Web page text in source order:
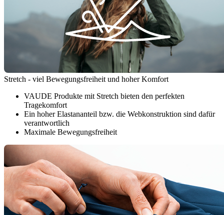
Stretch - viel Bewegungsfreiheit und hoher Komfort
VAUDE Produkte mit Stretch bieten den perfekten
Tragekomfort
Ein hoher Elastananteil bzw. die Webkonstruktion sind dafür
verantwortlich
Maximale Bewegungsfreiheit